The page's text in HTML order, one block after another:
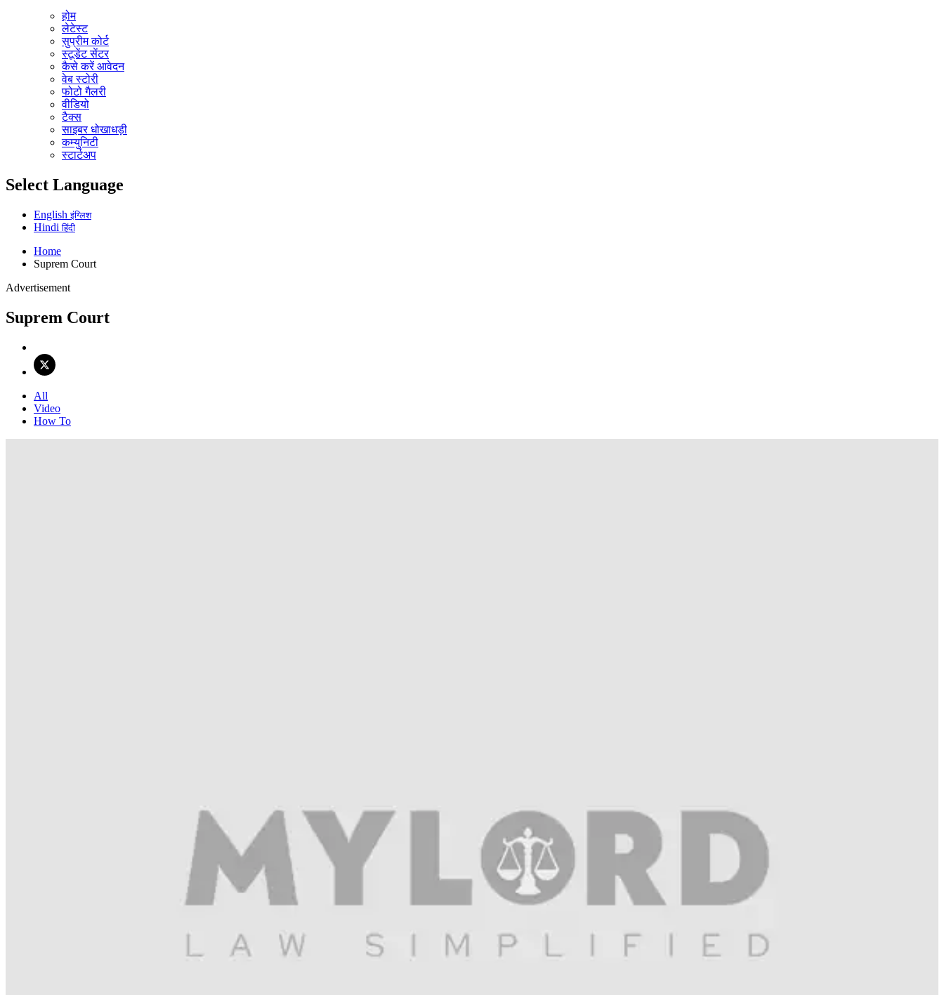
होम
लेटेस्ट
सुप्रीम कोर्ट
स्टूडेंट सेंटर
कैसे करें आवेदन
वेब स्टोरी
फोटो गैलरी
वीडियो
टैक्स
साइबर धोखाधड़ी
कम्युनिटी
स्टार्टअप
Select Language
Englishइंग्लिश
Hindiहिंदी
Home
Suprem Court
Advertisement
Suprem Court
All
Video
How To